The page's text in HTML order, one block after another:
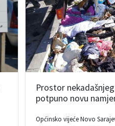
Prostor
potpuno novu
Općinsko vijeće Novo